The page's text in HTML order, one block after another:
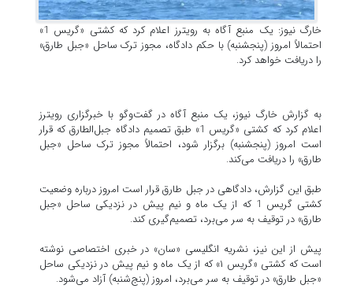
خارگ نیوز: یک منبع آگاه به رویترز اعلام کرد که کشتی «گریس 1»
احتمالاً امروز (پنجشنبه) با حکم دادگاه، مجوز ترک ساحل «جبل طارق»
را دریافت خواهد کرد.
به گزارش خارگ نیوز، یک منبع آگاه در گفت‌وگو با خبرگزاری رویترز
اعلام کرد که کشتی «گریس 1» طبق تصمیم دادگاه جبل‌الطارق که قرار
است امروز (پنجشنبه) برگزار شود، احتمالاً مجوز ترک ساحل «جبل‌
طارق» را دریافت می‌کند.
طبق این گزارش، دادگاهی در جبل طارق قرار است امروز درباره وضعیت
کشتی گریس 1 که از یک ماه و نیم پیش در نزدیکی ساحل «جبل
طارق» در توقیف به سر می‌برد، تصمیم‌گیری کند.
پیش از این نیز، نشریه انگلیسی «سان» در خبری اختصاصی نوشته
است که کشتی «گریس ۱» که از یک ماه و نیم پیش در نزدیکی ساحل
«جبل طارق» در توقیف به سر می‌برد، امروز (پنج‌شنبه) آزاد می‌شود.